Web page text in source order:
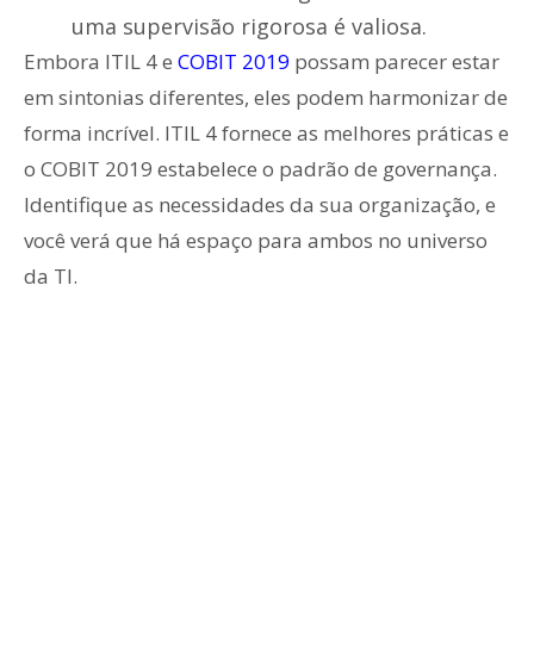
uma supervisão rigorosa é valiosa.
Embora ITIL 4 e COBIT 2019 possam parecer estar
em sintonias diferentes, eles podem harmonizar de
forma incrível. ITIL 4 fornece as melhores práticas e
o COBIT 2019 estabelece o padrão de governança.
Identifique as necessidades da sua organização, e
você verá que há espaço para ambos no universo
da TI.